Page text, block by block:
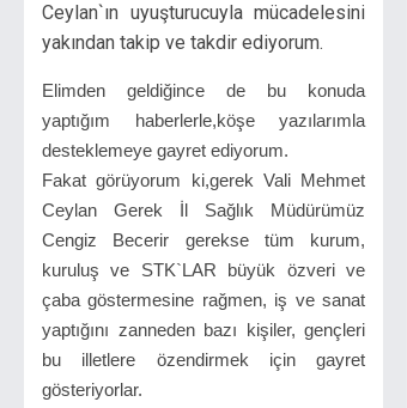
Ceylan`ın uyuşturucuyla mücadelesini
yakından takip ve takdir ediyorum.
Elimden geldiğince de bu konuda
yaptığım haberlerle,köşe yazılarımla
desteklemeye gayret ediyorum.
Fakat görüyorum ki,gerek Vali Mehmet
Ceylan Gerek İl Sağlık Müdürümüz
Cengiz Becerir gerekse tüm kurum,
kuruluş ve STK`LAR büyük özveri ve
çaba göstermesine rağmen, iş ve sanat
yaptığını zanneden bazı kişiler, gençleri
bu illetlere özendirmek için gayret
gösteriyorlar.